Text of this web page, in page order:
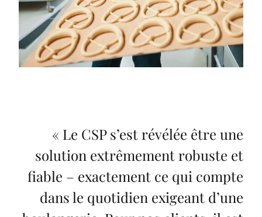
« Le CSP s’est révélée être une
solution extrêmement robuste et
fiable – exactement ce qui compte
dans le quotidien exigeant d’une